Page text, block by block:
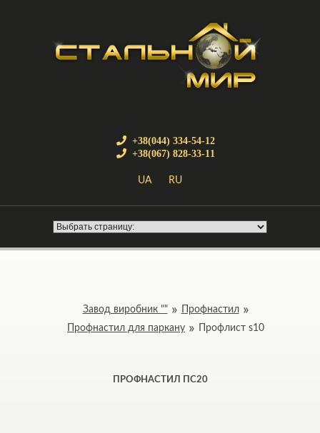
+38(044) 334-54-12
+38(067) 828-33-11
UA RU
Завод виробник ""
Профнастил
Профнастил для паркану
Профлист s10
ПРОФНАСТИЛ ПС20